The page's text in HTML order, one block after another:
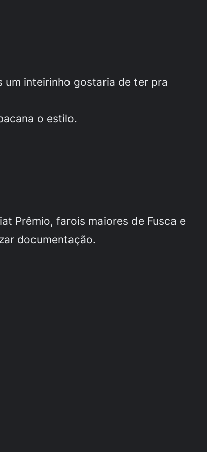
um inteirinho gostaria de ter pra
o estilo.
Prêmio, farois maiores de Fusca e
documentação.